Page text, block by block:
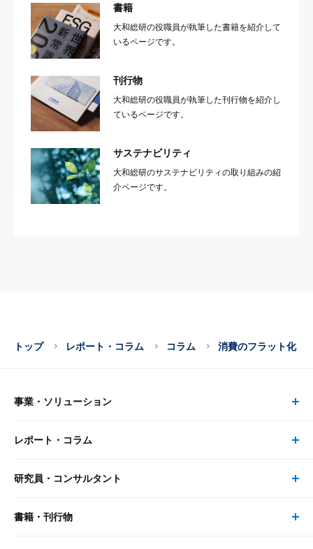
書籍
大和総研の役職員が執筆した書籍を紹介して
いるページです。
刊行物
大和総研の役職員が執筆した刊行物を紹介し
ているページです。
サステナビリティ
大和総研のサステナビリティの取り組みの紹
介ページです。
トップ レポート・コラム コラム 消費のフラット化
事業・ソリューション
事業・ソリューション トップ
リサーチ
レポート・コラム
レポート・コラム トップ
最新のレポート・コラム
研究員・コンサルタント
研究員・コンサルタント トップ
書籍・刊行物